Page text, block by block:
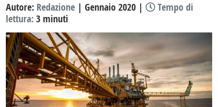
Autore: Redazione | Gennaio 2020 |
Tempo di
lettura:3 minuti